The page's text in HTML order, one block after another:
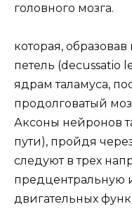
головного мозга.
которая,
петель (decussatio
ядрам таламуса,
продолговатый
Аксоны нейронов
пути), пройдя
следуют в трех
предцентральную
двигательных